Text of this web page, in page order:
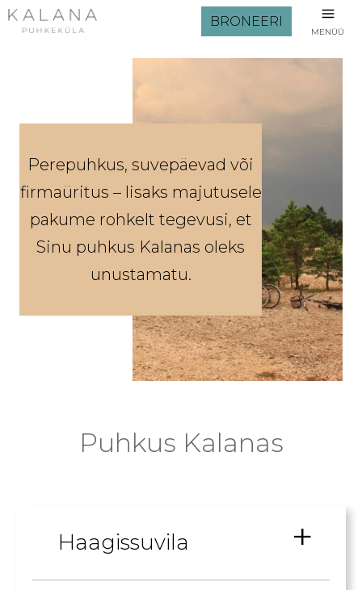
BRONEERI
MENÜÜ
Perepuhkus, suvepäevad või
firmaüritus – lisaks majutusele
pakume rohkelt tegevusi, et
Sinu puhkus Kalanas oleks
unustamatu.
Puhkus Kalanas
Haagissuvila